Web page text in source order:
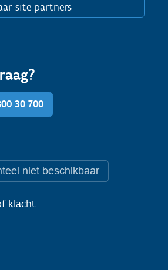
site partners
30 700
niet beschikbaar
klacht